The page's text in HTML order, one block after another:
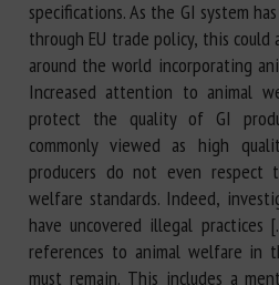
specifications. As the GI system
through EU trade policy, this could
around the world incorporating
Increased attention to animal
protect the quality of GI
commonly viewed as high
producers do not even respect
welfare standards. Indeed,
have uncovered illegal
references to animal welfare in
must remain. This includes a